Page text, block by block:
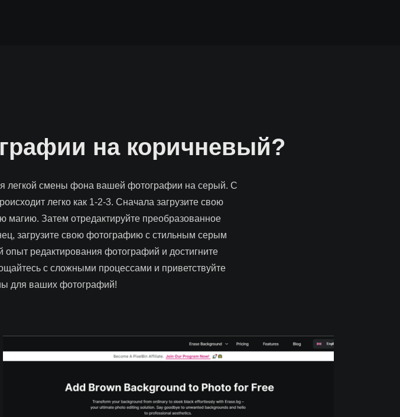
на коричневый?
легкой смены фона вашей фотографии на серый. С
легко как 1-2-3. Сначала загрузите свою
Затем отредактируйте преобразованное
загрузите свою фотографию с стильным серым
опыт редактирования фотографий и достигните
с сложными процессами и приветствуйте
для ваших фотографий!